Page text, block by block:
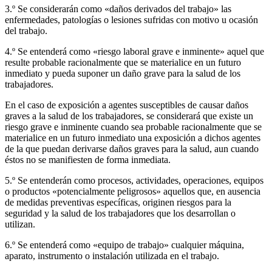
3.º Se considerarán como «daños derivados del trabajo» las
enfermedades, patologías o lesiones sufridas con motivo u ocasión
del trabajo.
4.º Se entenderá como «riesgo laboral grave e inminente» aquel que
resulte probable racionalmente que se materialice en un futuro
inmediato y pueda suponer un daño grave para la salud de los
trabajadores.
En el caso de exposición a agentes susceptibles de causar daños
graves a la salud de los trabajadores, se considerará que existe un
riesgo grave e inminente cuando sea probable racionalmente que se
materialice en un futuro inmediato una exposición a dichos agentes
de la que puedan derivarse daños graves para la salud, aun cuando
éstos no se manifiesten de forma inmediata.
5.º Se entenderán como procesos, actividades, operaciones, equipos
o productos «potencialmente peligrosos» aquellos que, en ausencia
de medidas preventivas específicas, originen riesgos para la
seguridad y la salud de los trabajadores que los desarrollan o
utilizan.
6.º Se entenderá como «equipo de trabajo» cualquier máquina,
aparato, instrumento o instalación utilizada en el trabajo.